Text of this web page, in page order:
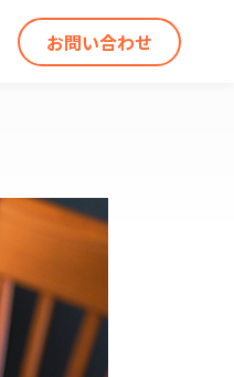
お問い合わせ